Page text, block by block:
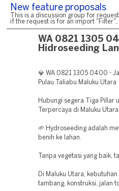
New feature proposals
This is a discussion group for
if the request is for an import
WA 0821 1305
Hidroseeding
💎 WA 0821 1305 0400 -
Pulau Taliabu Maluku
Hubungi segera Tiga Pillar
Terpercaya di Maluku Utara
🌱 Hydroseeding adalah
benih ke lahan.
Tanpa vegetasi yang baik,
Di Maluku Utara,
tambang, konstruksi, jalan